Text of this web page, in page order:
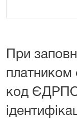
При
платником
код